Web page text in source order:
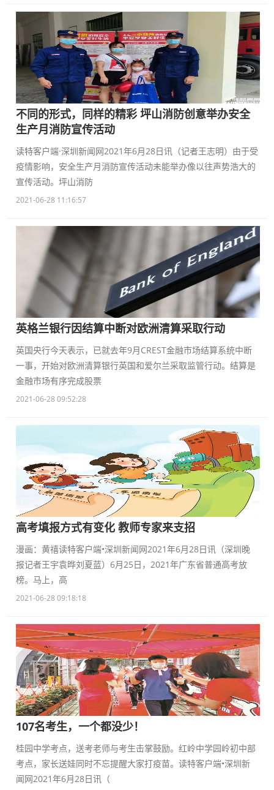
不同的形式，同样的精彩 坪山消防创意举办安全
生产月消防宣传活动
读特客户端·深圳新闻网2021年6月28日讯（记者王志明）由于受
疫情影响，安全生产月消防宣传活动未能举办像以往声势浩大的
宣传活动。坪山消防
2021-06-28 11:16:57
英格兰银行因结算中断对欧洲清算采取行动
英国央行今天表示，已就去年9月CREST金融市场结算系统中断
一事，开始对欧洲清算银行英国和爱尔兰采取监管行动。结算是
金融市场有序完成股票
2021-06-28 09:52:28
高考填报方式有变化 教师专家来支招
漫画：黄禧读特客户端•深圳新闻网2021年6月28日讯（深圳晚
报记者王宇袁晔刘夏蓝）6月25日，2021年广东省普通高考放
榜。马上，高
2021-06-28 09:18:18
107名考生，一个都没少！
桂园中学考点，送考老师与考生击掌鼓励。红岭中学园岭初中部
考点，家长送娃同时不忘提醒大家打疫苗。读特客户端•深圳新
闻网2021年6月28日讯（